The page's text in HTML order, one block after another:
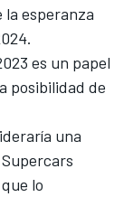
la esperanza
es un papel
posibilidad de
una
lo